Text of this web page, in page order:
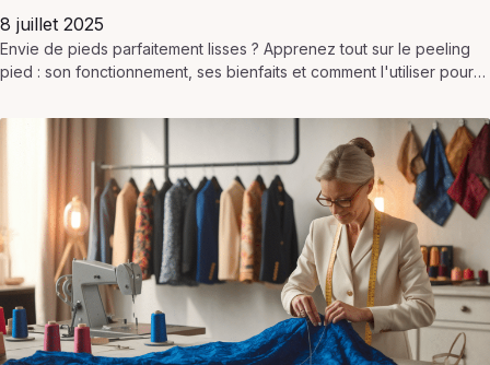
8 juillet 2025
Envie de pieds parfaitement lisses ? Apprenez tout sur le peeling
pied : son fonctionnement, ses bienfaits et comment l'utiliser pour